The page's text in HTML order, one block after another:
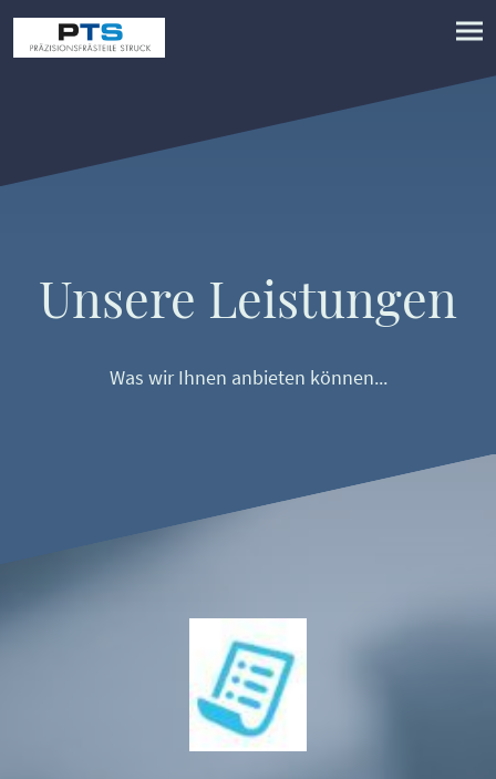
Unsere Leistungen
Was wir Ihnen anbieten können...